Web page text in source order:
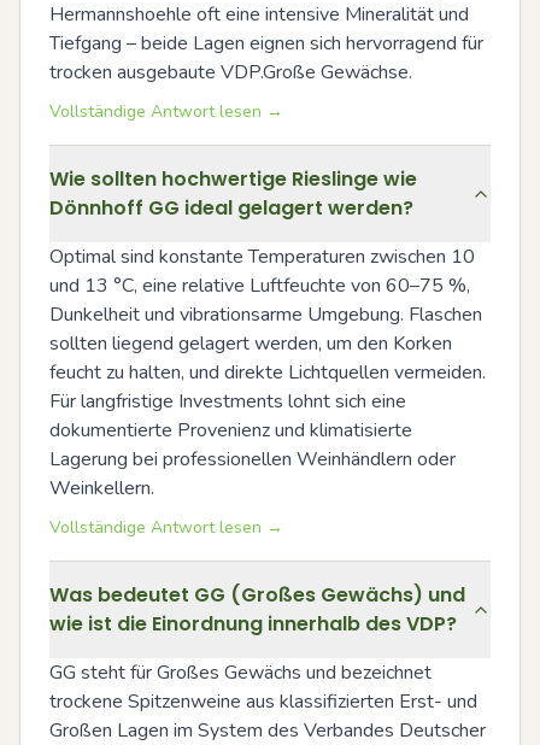
Hermannshoehle oft eine intensive Mineralität und
Tiefgang – beide Lagen eignen sich hervorragend für
trocken ausgebaute VDP.Große Gewächse.
Vollständige Antwort lesen →
Wie sollten hochwertige Rieslinge wie
Dönnhoff GG ideal gelagert werden?
Optimal sind konstante Temperaturen zwischen 10
und 13 °C, eine relative Luftfeuchte von 60–75 %,
Dunkelheit und vibrationsarme Umgebung. Flaschen
sollten liegend gelagert werden, um den Korken
feucht zu halten, und direkte Lichtquellen vermeiden.
Für langfristige Investments lohnt sich eine
dokumentierte Provenienz und klimatisierte
Lagerung bei professionellen Weinhändlern oder
Weinkellern.
Vollständige Antwort lesen →
Was bedeutet GG (Großes Gewächs) und
wie ist die Einordnung innerhalb des VDP?
GG steht für Großes Gewächs und bezeichnet
trockene Spitzenweine aus klassifizierten Erst- und
Großen Lagen im System des Verbandes Deutscher